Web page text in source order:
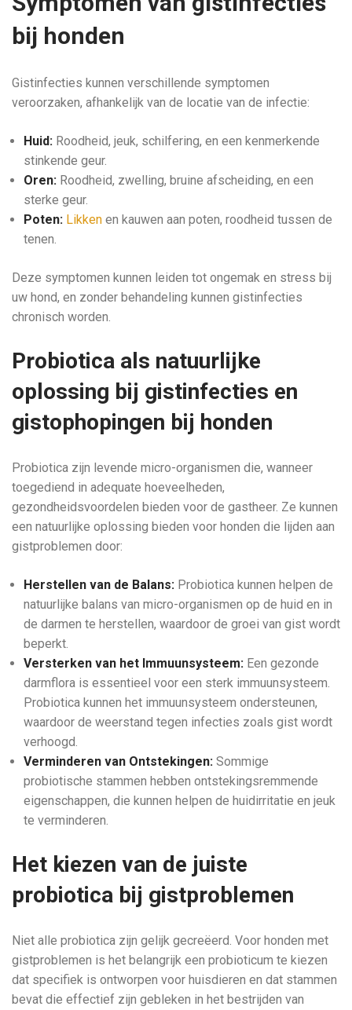
bij honden
Gistinfecties kunnen verschillende symptomen
veroorzaken, afhankelijk van de locatie van de infectie:
Huid: Roodheid, jeuk, schilfering, en een kenmerkende
stinkende geur.
Oren: Roodheid, zwelling, bruine afscheiding, en een
sterke geur.
Poten: Likken en kauwen aan poten, roodheid tussen de
tenen.
Deze symptomen kunnen leiden tot ongemak en stress bij
uw hond, en zonder behandeling kunnen gistinfecties
chronisch worden.
Probiotica als natuurlijke
oplossing bij gistinfecties en
gistophopingen bij honden
Probiotica zijn levende micro-organismen die, wanneer
toegediend in adequate hoeveelheden,
gezondheidsvoordelen bieden voor de gastheer. Ze kunnen
een natuurlijke oplossing bieden voor honden die lijden aan
gistproblemen door:
Herstellen van de Balans: Probiotica kunnen helpen de
natuurlijke balans van micro-organismen op de huid en in
de darmen te herstellen, waardoor de groei van gist wordt
beperkt.
Versterken van het Immuunsysteem: Een gezonde
darmflora is essentieel voor een sterk immuunsysteem.
Probiotica kunnen het immuunsysteem ondersteunen,
waardoor de weerstand tegen infecties zoals gist wordt
verhoogd.
Verminderen van Ontstekingen: Sommige
probiotische stammen hebben ontstekingsremmende
eigenschappen, die kunnen helpen de huidirritatie en jeuk
te verminderen.
Het kiezen van de juiste
probiotica bij gistproblemen
Niet alle probiotica zijn gelijk gecreëerd. Voor honden met
gistproblemen is het belangrijk een probioticum te kiezen
dat specifiek is ontworpen voor huisdieren en dat stammen
bevat die effectief zijn gebleken in het bestrijden van